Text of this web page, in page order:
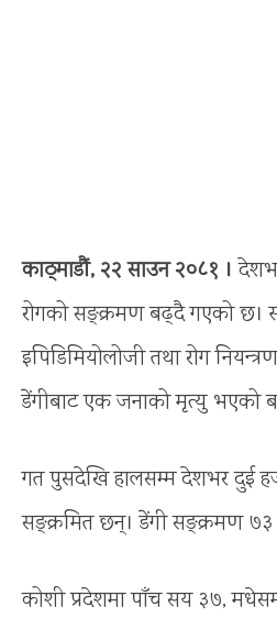
काठ्माडौं, २२ साउन २०८१ ।
रोगको सङ्क्रमण बढ्दै गएको छ।
इपिडिमियोलोजी तथा रोग
डेंगीबाट एक जनाको मृत्यु भएको
गत पुसदेखि हालसम्म देशभर दुई
सङ्क्रमित छन्। डेंगी सङ्क्रमण
कोशी प्रदेशमा पाँच सय ३७,